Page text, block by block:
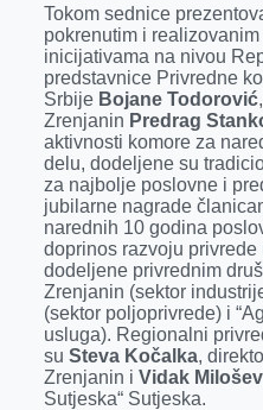
Tokom sednice
pokrenutim i
inicijativama na nivou
predstavnice Privredne
Srbije Bojane Todorović
Zrenjanin Predrag
aktivnosti komore za
delu, dodeljene su
za najbolje poslovne i
jubilarne nagrade
narednih 10 godina
doprinos razvoju privrede
dodeljene privrednim
Zrenjanin (sektor
(sektor poljoprivrede) i
usluga). Regionalni
su Steva Kočalka,
Zrenjanin i Vidak
Sutjeska“ Sutjeska.